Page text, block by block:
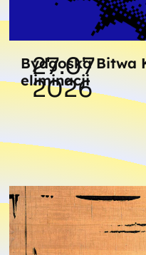
Bydgoska Bitwa
eliminacji
27.07
2026